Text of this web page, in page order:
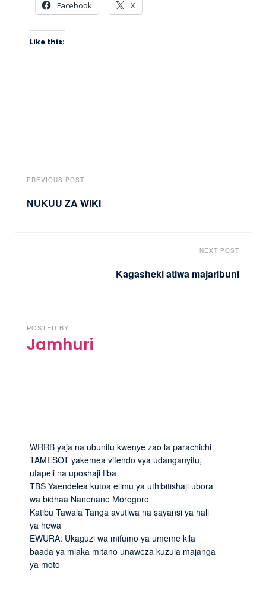
Facebook X
Like this:
PREVIOUS POST
NUKUU ZA WIKI
NEXT POST
Kagasheki atiwa majaribuni
POSTED BY
Jamhuri
WRRB yaja na ubunifu kwenye zao la parachichi
TAMESOT yakemea vitendo vya udanganyifu,
utapeli na uposhaji tiba
TBS Yaendelea kutoa elimu ya uthibitishaji ubora
wa bidhaa Nanenane Morogoro
Katibu Tawala Tanga avutiwa na sayansi ya hali
ya hewa
EWURA: Ukaguzi wa mifumo ya umeme kila
baada ya miaka mitano unaweza kuzuia majanga
ya moto